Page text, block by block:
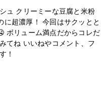
ュ クリーミーな豆腐と米粉
超濃厚！ 今回はサクッとと
ボリューム満点だからコレだ
てね いいねやコメント、フ
！